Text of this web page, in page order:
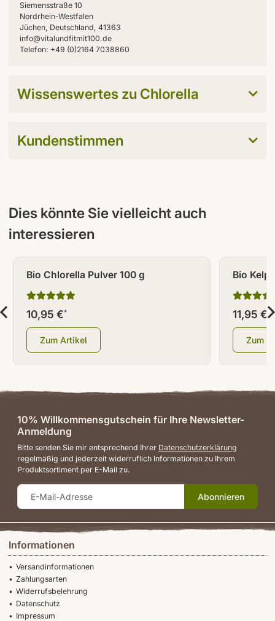
Siemensstraße 10
Nordrhein-Westfalen
Jüchen, Deutschland, 41363
info@vitalundfitmit100.de
Telefon: +49 (0)2164 7038860
Wissenswertes zu Chlorella
Kundenstimmen
Dies könnte Sie vielleicht auch
interessieren
Bio Chlorella Pulver 100 g
10,95 €*
Zum Artikel
Bio Kelp
11,95 € *
Zum
Informationen
Versandinformationen
Zahlungsarten
Widerrufsbelehrung
Datenschutz
Impressum
10% Willkommensgutschein für Ihre Newsletter-
Anmeldung
Bitte senden Sie mir entsprechend Ihrer Datenschutzerklärung
regelmäßig und jederzeit widerruflich Informationen zu Ihrem
Produktsortiment per E-Mail zu.
Abonnieren